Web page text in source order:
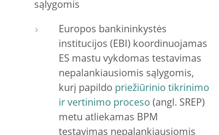
sąlygomis
Europos bankininkystės
institucijos (EBI) koordinuojamas
ES mastu vykdomas testavimas
nepalankiausiomis sąlygomis,
kurį papildo priežiūrinio tikrinimo
ir vertinimo proceso (angl. SREP)
metu atliekamas BPM
testavimas nepalankiausiomis